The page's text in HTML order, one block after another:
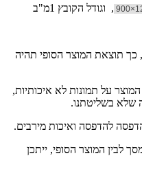
, וגודל הקובץ 1מ"ב
כך תוצאת המוצר הסופי תהיה
על תמונות לא איכותיות,
שלא בשליטתנו.
להדפסה ואיכות מירבים.
לבין המוצר הסופי, ייתכן